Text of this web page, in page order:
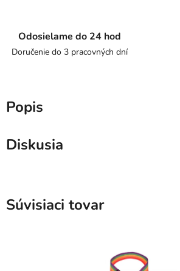
Odosielame do 24 hod
Doručenie do 3 pracovných dní
Popis
Diskusia
Súvisiaci tovar